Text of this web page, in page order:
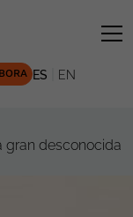
ES EN
gran desconocida